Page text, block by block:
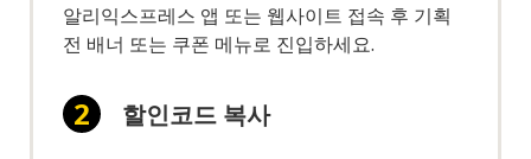
알리익스프레스 앱 또는 웹사이트 접속 후 기획
전 배너 또는 쿠폰 메뉴로 진입하세요.
할인코드 복사